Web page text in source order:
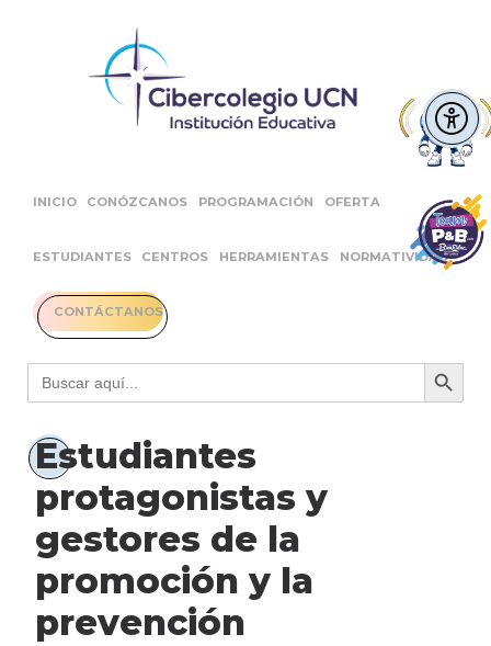
INICIO CONÓZCANOS PROGRAMACIÓN OFERTA
ESTUDIANTES CENTROS HERRAMIENTAS NORMATIVIDAD
CONTÁCTANOS
Buscar: Botón
Estudiantes
protagonistas y
gestores de la
promoción y la
prevención